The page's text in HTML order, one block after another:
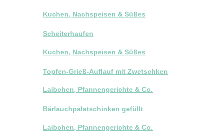
Kuchen, Nachspeisen & Süßes
Scheiterhaufen
Kuchen, Nachspeisen & Süßes
Topfen-Grieß-Auflauf mit Zwetschken
Laibchen, Pfannengerichte & Co.
Bärlauchpalatschinken gefüllt
Laibchen, Pfannengerichte & Co.